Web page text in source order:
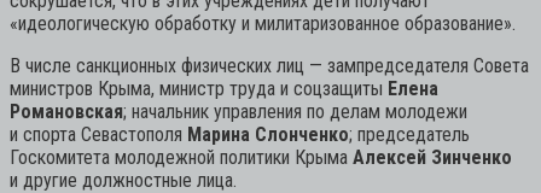
«идеологическую обработку и милитаризованное образование».
В числе санкционных физических лиц — зампредседателя Совета
министров Крыма, министр труда и соцзащиты Елена
Романовская; начальник управления по делам молодежи
и спорта Севастополя Марина Слонченко; председатель
Госкомитета молодежной политики Крыма Алексей Зинченко
и другие должностные лица.